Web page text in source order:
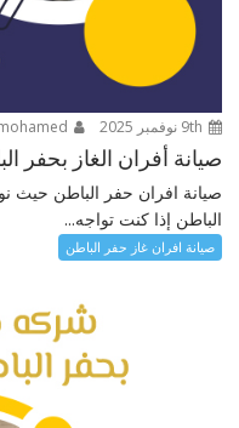
صيانة أفران الغاز بحفر الباطن
صيانة افران حفر الباطن حيث
الباطن إذا كنت تواجه...
صيانة افران غاز حفر الباطن